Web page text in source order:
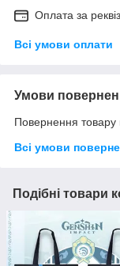
Оплата за
Всі умови оплати
Умови
Повернення товару
Всі умови
Подібні товари